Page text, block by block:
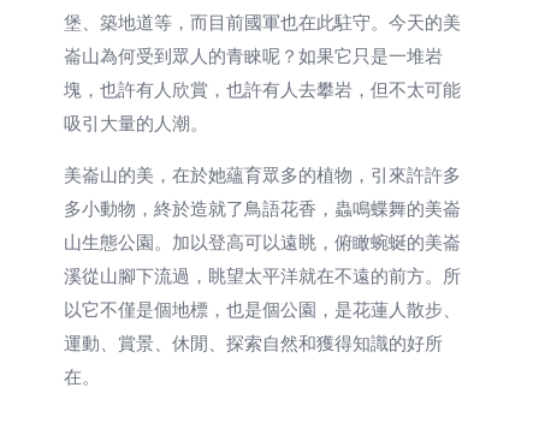
堡、築地道等，而目前國軍也在此駐守。今天的美
崙山為何受到眾人的青睞呢？如果它只是一堆岩
塊，也許有人欣賞，也許有人去攀岩，但不太可能
吸引大量的人潮。
美崙山的美，在於她蘊育眾多的植物，引來許許多
多小動物，終於造就了鳥語花香，蟲鳴蝶舞的美崙
山生態公園。加以登高可以遠眺，俯瞰蜿蜒的美崙
溪從山腳下流過，眺望太平洋就在不遠的前方。所
以它不僅是個地標，也是個公園，是花蓮人散步、
運動、賞景、休閒、探索自然和獲得知識的好所
在。